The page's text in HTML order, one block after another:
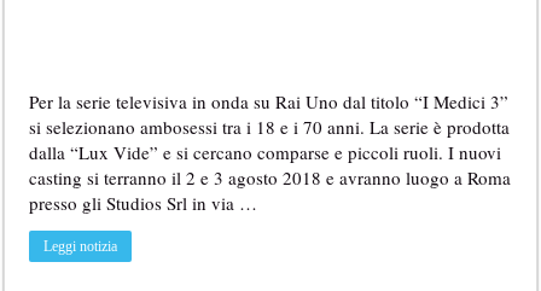
Per la serie televisiva in onda su Rai Uno dal titolo “I Medici 3”
si selezionano ambosessi tra i 18 e i 70 anni. La serie è prodotta
dalla “Lux Vide” e si cercano comparse e piccoli ruoli. I nuovi
casting si terranno il 2 e 3 agosto 2018 e avranno luogo a Roma
presso gli Studios Srl in via …
Leggi notizia